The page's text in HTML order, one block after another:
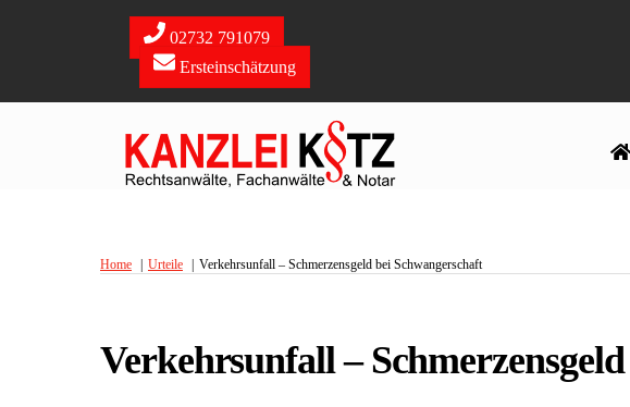
02732 791079
Ersteinschätzung
Home Urteile Verkehrsunfall – Schmerzensgeld bei Schwangerschaft
Verkehrsunfall –